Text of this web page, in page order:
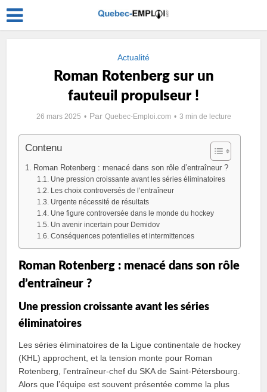
Actualité
Roman Rotenberg sur un
fauteuil propulseur !
26 mars 2025 Par Quebec-Emploi.com 3 min de lecture
Contenu
Roman Rotenberg : menacé dans son rôle d’entraîneur ?
Une pression croissante avant les séries éliminatoires
Les choix controversés de l’entraîneur
Urgente nécessité de résultats
Une figure controversée dans le monde du hockey
Un avenir incertain pour Demidov
Conséquences potentielles et intermittences
Roman Rotenberg : menacé dans son rôle
d’entraîneur ?
Une pression croissante avant les séries
éliminatoires
Les séries éliminatoires de la Ligue continentale de hockey
(KHL) approchent, et la tension monte pour Roman
Rotenberg, l’entraîneur-chef du SKA de Saint-Pétersbourg.
Alors que l’équipe est souvent présentée comme la plus